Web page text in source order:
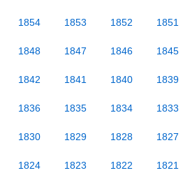
1854 1853 1852 1851
1848 1847 1846 1845
1842 1841 1840 1839
1836 1835 1834 1833
1830 1829 1828 1827
1824 1823 1822 1821